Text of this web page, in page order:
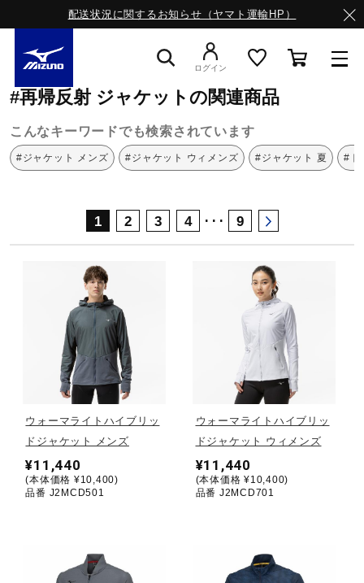
配送状況に関するお知らせ（ヤマト運輸HP）
ライフスタイルウエア
ランニング
サッカー／フットサル
トレーニング
ゴルフ
ログイン
ミズノ公式オンライン ジャケット
#再帰反射 ジャケットの関連商品
こんなキーワードでも検索されています
#ジャケット メンズ #ジャケット ウィメンズ #ジャケット 夏 #ト
1 2 3 4 ･･･ 9
ウォーマライトハイブリッ
ドジャケット メンズ
¥11,440
(本体価格 ¥10,400)
品番 J2MCD501
ウォーマライトハイブリッ
ドジャケット ウィメンズ
¥11,440
(本体価格 ¥10,400)
品番 J2MCD701